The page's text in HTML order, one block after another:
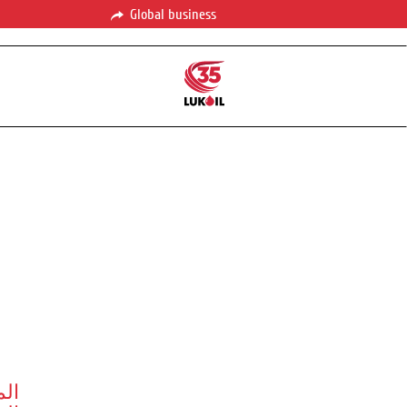
Global business